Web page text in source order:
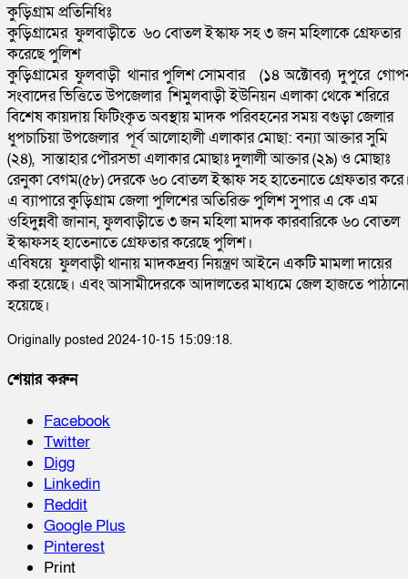
কুড়িগ্রাম প্রতিনিধিঃ
কুড়িগ্রামের ফুলবাড়ীতে ৬০ বোতল ইস্কাফ সহ ৩ জন মহিলাকে গ্রেফতার
করেছে পুলিশ
কুড়িগ্রামের ফুলবাড়ী থানার পুলিশ সোমবার (১৪ অক্টোবর) দুপুরে
সংবাদের ভিত্তিতে উপজেলার শিমুলবাড়ী ইউনিয়ন এলাকা থেকে শরিরে
বিশেষ কায়দায় ফিটিংকৃত অবস্থায় মাদক পরিবহনের সময় বগুড়া জেলার
ধুপচাচিয়া উপজেলার পূর্ব আলোহালী এলাকার মোছা: বন্যা আক্তার সুমি
(২৪), সান্তাহার পৌরসভা এলাকার মোছাঃ দুলালী আক্তার (২৯) ও মোছাঃ
রেনুকা বেগম(৫৮) দেরকে ৬০ বোতল ইস্কাফ সহ হাতেনাতে গ্রেফতার
এ ব্যাপারে কুড়িগ্রাম জেলা পুলিশের অতিরিক্ত পুলিশ সুপার এ কে এম
ওহিদুন্নবী জানান, ফুলবাড়ীতে ৩ জন মহিলা মাদক কারবারিকে ৬০ বোতল
ইস্কাফসহ হাতেনাতে গ্রেফতার করেছে পুলিশ।
এবিষয়ে ফুলবাড়ী থানায় মাদকদ্রব্য নিয়ন্ত্রণ আইনে একটি মামলা দায়ের
করা হয়েছে। এবং আসামীদেরকে আদালতের মাধ্যমে জেল হাজতে পাঠানো
হয়েছে।
Originally posted 2024-10-15 15:09:18.
শেয়ার করুন
Facebook
Twitter
Digg
Linkedin
Reddit
Google Plus
Pinterest
Print